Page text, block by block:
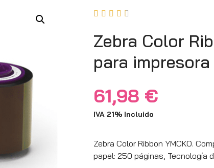
    
Zebra Color
para
61,98 €
IVA 21% Incluido
Zebra Color Ribbon YMCKO.
papel: 250 páginas, Tecnología